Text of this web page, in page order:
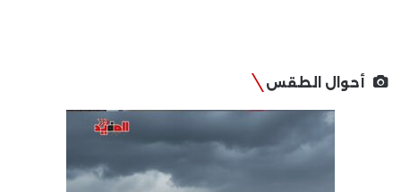
أحوال الطقس